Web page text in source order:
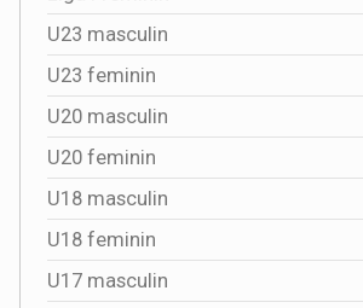
U23 masculin
U23 feminin
U20 masculin
U20 feminin
U18 masculin
U18 feminin
U17 masculin